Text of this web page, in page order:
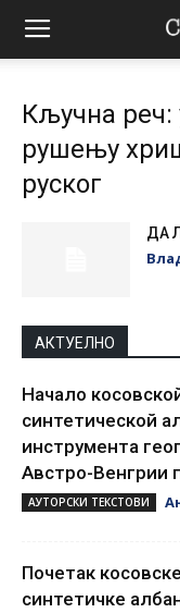
Српски
ставКључна
рушењу
руског
ДА
АКТУЕЛНО
Начало
синтетической
инструмента
Австро-Венгрии
АУТОРСКИ ТЕКСТОВИ
Почетак
синтетичке